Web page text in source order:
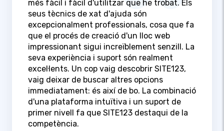
més fàcil i fàcil d'utilitzar que he trobat. Els
seus tècnics de xat d'ajuda són
excepcionalment professionals, cosa que fa
que el procés de creació d'un lloc web
impressionant sigui increïblement senzill. La
seva experiència i suport són realment
excel·lents. Un cop vaig descobrir SITE123,
vaig deixar de buscar altres opcions
immediatament: és així de bo. La combinació
d'una plataforma intuïtiva i un suport de
primer nivell fa que SITE123 destaqui de la
competència.